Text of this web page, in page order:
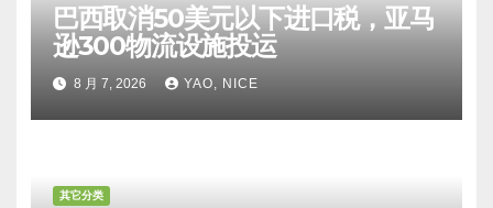
巴西取消50美元以下进口税，亚马
逊300物流设施投运
8 月 7, 2026 YAO, NICE
其它分类